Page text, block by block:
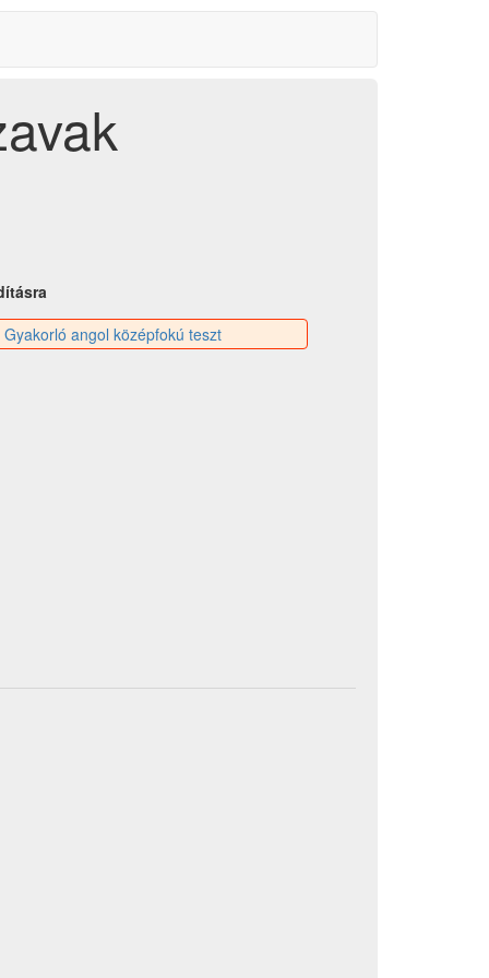
Gyakorló angol középfokú teszt